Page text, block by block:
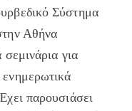
Σύστημα
Αθήνα
σεμινάρια για
παρουσιάσει